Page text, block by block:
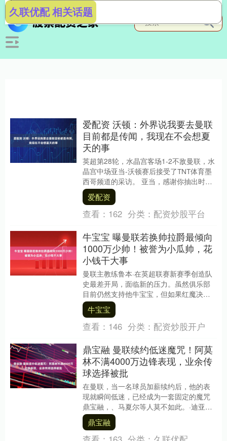
久联优配 相关话题
爱配资 沃顿：外界说我要去曼联
目前都是传闻，我现在不会想夏
天的事
英超第28轮，水晶宫客场1-2不敌曼联，水
晶宫中场亚当-沃顿赛后接受了TNT体育墨
西哥频道的采访。 亚当，感谢你抽出时间
接受TNT体育墨西哥的采访。能谈谈这场
比....
爱配资
查看： 162 分类： 配资炒股平台
牛宝宝 曝曼联若换帅拉爵最倾向
1000万少帅！被誉为小瓜帅，花
小钱干大事
曼联主教练鲁本·在英超联赛新赛季创造队
史最差开局，面临新的压力。虽然俱乐部
目前仍然支持他牛宝宝，但如果红魔决定
换帅，伯恩茅斯主帅安多尼·（Andoni
Irao....
牛宝宝
查看： 146 分类： 配资炒股开户
鼎宝融 曼联续约低迷魔咒！阿莫
林不满4000万边锋表现，业余传
球选择被批
在曼联，当一名球员加薪续约后，他的表
现就瞬间低迷，已经成为一套固定的魔咒
鼎宝融，、马夏尔等人莫不如此。·迪亚洛
可能是最新的主角，他上赛季还是全队最
佳球员的候选之....
鼎宝融